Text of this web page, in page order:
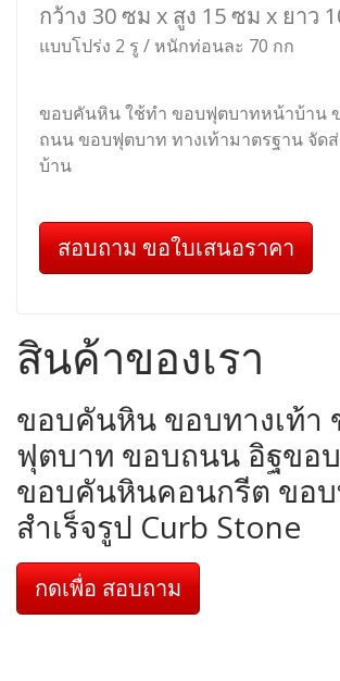
กว้าง 30 ซม x สูง 15 ซม x ยาว
แบบโปร่ง 2 รู / หนักท่อนละ 70 กก
ขอบคันหิน ใช้ทำ ขอบฟุตบาทหน้าบ้าน
ถนน ขอบฟุตบาท ทางเท้ามาตรฐาน จัดส่
บ้าน
สอบถาม ขอใบเสนอราคา
สินค้าของเรา
ขอบคันหิน ขอบทางเท้า
ฟุตบาท ขอบถนน อิฐขอ
ขอบคันหินคอนกรีต ขอบ
สำเร็จรูป Curb Stone
กดเพื่อ สอบถาม